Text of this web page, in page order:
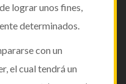
lograr unos fines,
determinados.
con un
el cual tendrá un